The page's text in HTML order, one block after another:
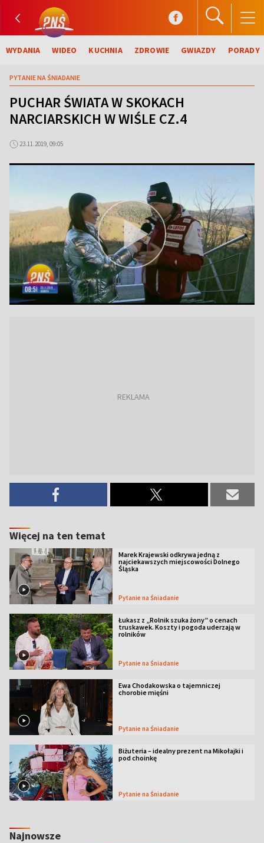
WYDANIA WIDEO KUCHNIA ZDROWIE GWIAZDY PORADY
PYTANIE NA ŚNIADANIE
PUCHAR ŚWIATA W SKOKACH
NARCIARSKICH W WIŚLE CZ.4
23.11.2019, 09:05
Więcej na ten temat
Marek Krajewski odkrywa jedną z
najciekawszych miejscowości Dolnego
Śląska
Pytanie na Śniadanie
Łukasz z „Rolnik szuka żony” o cenach
truskawek. Koszty i pogoda uderzają w
rolników
Pytanie na Śniadanie
Ewa Chodakowska o tajemniczej
chorobie mięśni
Pytanie na Śniadanie
Biżuteria – idealny prezent na Mikołajki i
pod choinkę
Pytanie na Śniadanie
Najnowsze